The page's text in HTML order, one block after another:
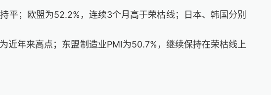
平；欧盟为52.2%，连续3个月高于荣枯线；日本、韩国分别
近年来高点；东盟制造业PMI为50.7%，继续保持在荣枯线上